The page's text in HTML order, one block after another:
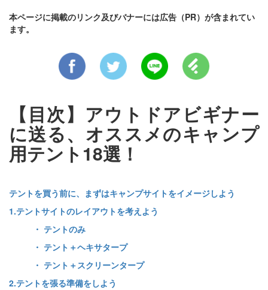
本ページに掲載のリンク及びバナーには広告（PR）が含まれてい
ます。
【目次】アウトドアビギナー
に送る、オススメのキャンプ
用テント18選！
テントを買う前に、まずはキャンプサイトをイメージしよう
1.テントサイトのレイアウトを考えよう
・ テントのみ
・ テント＋ヘキサタープ
・ テント＋スクリーンタープ
2.テントを張る準備をしよう